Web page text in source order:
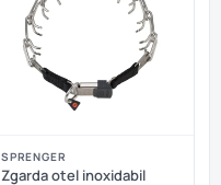
SPRENGER
Zgarda otel inoxidabil